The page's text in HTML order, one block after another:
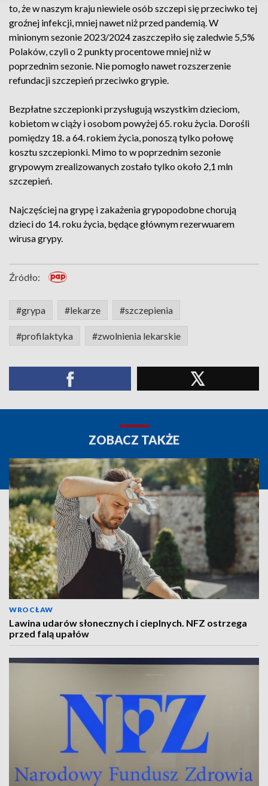
to, że w naszym kraju niewiele osób szczepi się przeciwko tej
groźnej infekcji, mniej nawet niż przed pandemią. W
minionym sezonie 2023/2024 zaszczepiło się zaledwie 5,5%
Polaków, czyli o 2 punkty procentowe mniej niż w
poprzednim sezonie. Nie pomogło nawet rozszerzenie
refundacji szczepień przeciwko grypie.
Bezpłatne szczepionki przysługują wszystkim dzieciom,
kobietom w ciąży i osobom powyżej 65. roku życia. Dorośli
pomiędzy 18. a 64. rokiem życia, ponoszą tylko połowę
kosztu szczepionki. Mimo to w poprzednim sezonie
grypowym zrealizowanych zostało tylko około 2,1 mln
szczepień.
Najczęściej na grypę i zakażenia grypopodobne chorują
dzieci do 14. roku życia, będące głównym rezerwuarem
wirusa grypy.
Źródło:
#grypa #lekarze #szczepienia
#profilaktyka #zwolnienia lekarskie
ZOBACZ TAKŻE
WROCŁAW
Lawina udarów słonecznych i cieplnych. NFZ ostrzega
przed falą upałów